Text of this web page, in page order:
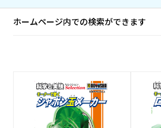
ホームページ内での検索ができます